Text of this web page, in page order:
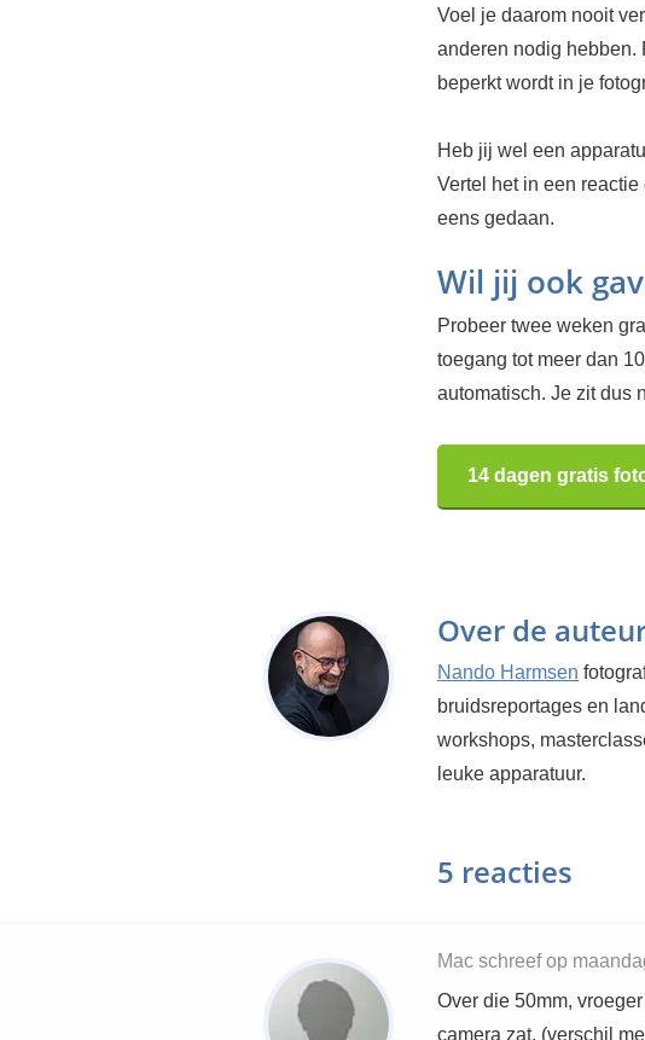
Voel je daarom nooit
anderen nodig hebben.
beperkt wordt in je
Heb jij wel een
Vertel het in een
eens gedaan.
Wil jij ook
Probeer twee weken
toegang tot meer dan
automatisch. Je zit dus
14 dagen gratis
Over de
Nando Harmsen
bruidsreportages en
workshops,
leuke apparatuur.
5 reacties
Mac schreef op
Over die 50mm,
camera zat. (verschil